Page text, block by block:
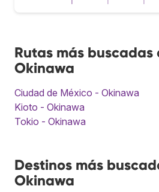
Rutas más
Okinawa
Ciudad de México - Okinawa
Kioto - Okinawa
Tokio - Okinawa
Destinos más
Okinawa